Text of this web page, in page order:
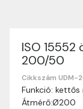
ISO
200/50
Cikkszám UDM-
Funkció: kettős
Átmérő:Ø200
Szállítási
Nagyon